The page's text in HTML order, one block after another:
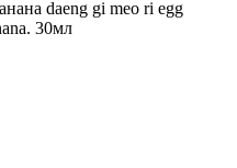
daeng gi meo ri egg
30мл